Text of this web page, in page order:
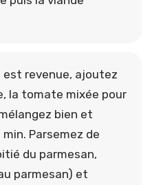
est revenue, ajoutez
la tomate mixée pour
bien et
Parsemez de
du parmesan,
parmesan) et